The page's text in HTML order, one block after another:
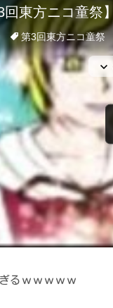
るｗｗｗｗｗ